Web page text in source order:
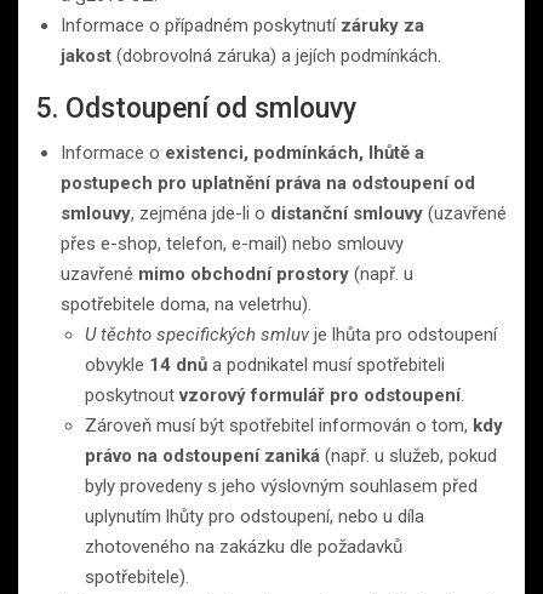
Informace o případném poskytnutí záruky za
jakost (dobrovolná záruka) a jejích podmínkách.
5. Odstoupení od smlouvy
Informace o existenci, podmínkách, lhůtě a
postupech pro uplatnění práva na odstoupení od
smlouvy, zejména jde-li o distanční smlouvy (uzavřené
přes e-shop, telefon, e-mail) nebo smlouvy
uzavřené mimo obchodní prostory (např. u
spotřebitele doma, na veletrhu).
U těchto specifických smluvje lhůta pro odstoupení
obvykle 14 dnů a podnikatel musí spotřebiteli
poskytnoutvzorový formulář pro odstoupení.
Zároveň musí být spotřebitel informován o tom, kdy
právo na odstoupení zaniká (např. u služeb, pokud
byly provedeny s jeho výslovným souhlasem před
uplynutím lhůty pro odstoupení, nebo u díla
zhotoveného na zakázku dle požadavků
spotřebitele).